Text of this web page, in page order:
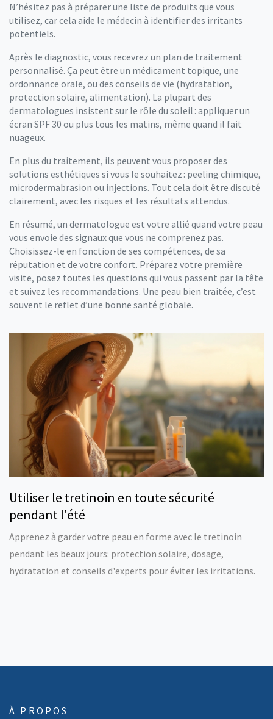
N’hésitez pas à préparer une liste de produits que vous
utilisez, car cela aide le médecin à identifier des irritants
potentiels.
Après le diagnostic, vous recevrez un plan de traitement
personnalisé. Ça peut être un médicament topique, une
ordonnance orale, ou des conseils de vie (hydratation,
protection solaire, alimentation). La plupart des
dermatologues insistent sur le rôle du soleil : appliquer un
écran SPF 30 ou plus tous les matins, même quand il fait
nuageux.
En plus du traitement, ils peuvent vous proposer des
solutions esthétiques si vous le souhaitez : peeling chimique,
microdermabrasion ou injections. Tout cela doit être discuté
clairement, avec les risques et les résultats attendus.
En résumé, un dermatologue est votre allié quand votre peau
vous envoie des signaux que vous ne comprenez pas.
Choisissez-le en fonction de ses compétences, de sa
réputation et de votre confort. Préparez votre première
visite, posez toutes les questions qui vous passent par la tête
et suivez les recommandations. Une peau bien traitée, c’est
souvent le reflet d’une bonne santé globale.
Utiliser le tretinoin en toute sécurité
pendant l'été
Apprenez à garder votre peau en forme avec le tretinoin
pendant les beaux jours: protection solaire, dosage,
hydratation et conseils d'experts pour éviter les irritations.
À PROPOS